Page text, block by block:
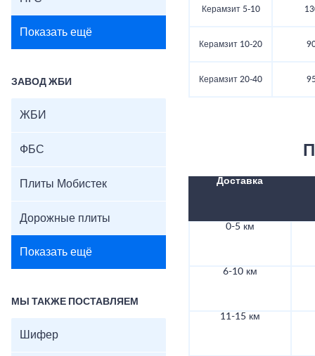
Показать ещё
ЗАВОД ЖБИ
ЖБИ
ФБС
Плиты Мобистек
Дорожные плиты
Показать ещё
МЫ ТАКЖЕ ПОСТАВЛЯЕМ
Шифер
Керамзит 5-10
Керамзит 10-20
Керамзит 20-40
Доставка
0-5 км
6-10 км
11-15 км